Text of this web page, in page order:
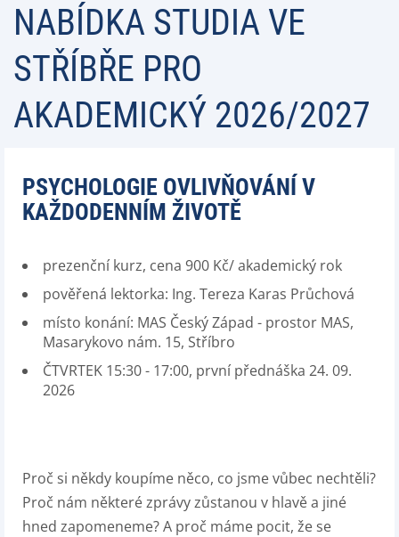
NABÍDKA STUDIA VE
STŘÍBŘE PRO
AKADEMICKÝ 2026/2027
PSYCHOLOGIE OVLIVŇOVÁNÍ V
KAŽDODENNÍM ŽIVOTĚ
prezenční kurz, cena 900 Kč/ akademický rok
pověřená lektorka: Ing. Tereza Karas Průchová
místo konání: MAS Český Západ - prostor MAS,
Masarykovo nám. 15, Stříbro
ČTVRTEK 15:30 - 17:00, první přednáška 24. 09.
2026
Proč si někdy koupíme něco, co jsme vůbec nechtěli?
Proč nám některé zprávy zůstanou v hlavě a jiné
hned zapomeneme? A proč máme pocit, že se